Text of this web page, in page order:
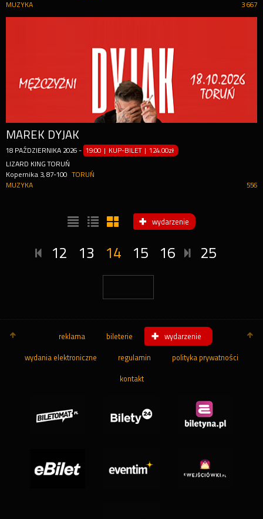
3 667
MUZYKA
MAREK DYJAK
18 PAŹDZIERNIKA 2026 - 19:00 | KUP-BILET |124.00zł
LIZARD KING TORUŃ
Kopernika 3, 87-100
TORUŃ
556
MUZYKA
wydarzenie
12 13 14 15 16 25
reklama bileterie wydarzenie
wydania elektroniczne regulamin polityka prywatności
kontakt